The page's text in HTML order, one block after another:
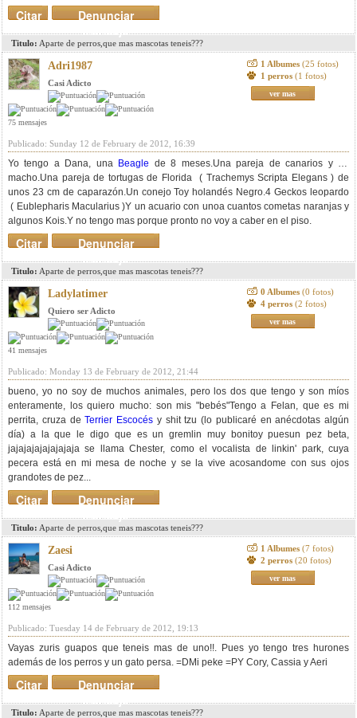
Denunciar
mensaje
Citar
Titulo: Aparte de perros,que mas mascotas teneis???
Adri1987
Casi Adicto
75 mensajes
1 Albumes (25 fotos)
1 perros (1 fotos)
ver mas
Publicado: Sunday 12 de February de 2012, 16:39
Yo tengo a Dana, una Beagle de 8 meses.Una pareja de canarios y un
macho.Una pareja de tortugas de Florida ( Trachemys Scripta Elegans ) de
unos 23 cm de caparazón.Un conejo Toy holandés Negro.4 Geckos leopardo
( Eublepharis Macularius )Y un acuario con unoa cuantos cometas naranjas y
algunos Kois.Y no tengo mas porque pronto no voy a caber en el piso.
Denunciar
mensaje
Citar
Titulo: Aparte de perros,que mas mascotas teneis???
Ladylatimer
Quiero ser Adicto
41 mensajes
0 Albumes (0 fotos)
4 perros (2 fotos)
ver mas
Publicado: Monday 13 de February de 2012, 21:44
bueno, yo no soy de muchos animales, pero los dos que tengo y son míos
enteramente, los quiero mucho: son mis "bebés"Tengo a Felan, que es mi
perrita, cruza deTerrier Escocés y shit tzu (lo publicaré en anécdotas algún
día) a la que le digo que es un gremlin muy bonitoy puesun pez beta,
jajajajajajajajaja se llama Chester, como el vocalista de linkin' park, cuya
pecera está en mi mesa de noche y se la vive acosandome con sus ojos
grandotes de pez...
Denunciar
mensaje
Citar
Titulo: Aparte de perros,que mas mascotas teneis???
Zaesi
Casi Adicto
112 mensajes
1 Albumes (7 fotos)
2 perros (20 fotos)
ver mas
Publicado: Tuesday 14 de February de 2012, 19:13
Vayas zuris guapos que teneis mas de uno!!. Pues yo tengo tres hurones
además de los perros y un gato persa. =DMi peke =PY Cory, Cassia y Aeri
Denunciar
mensaje
Citar
Titulo: Aparte de perros,que mas mascotas teneis???